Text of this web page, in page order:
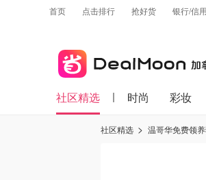
首页 点击排行 抢好货 银行/信
社区精选 时尚 彩妆
社区精选 温哥华免费领养